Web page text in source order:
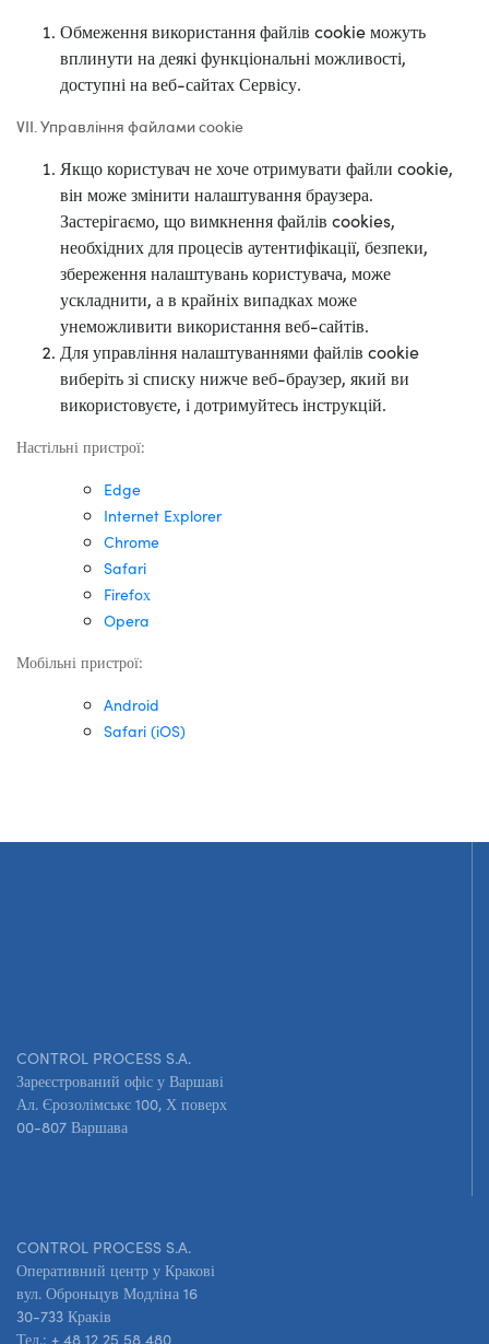
Обмеження використання файлів cookie можуть
вплинути на деякі функціональні можливості,
доступні на веб-сайтах Сервісу.
VII. Управління файлами cookie
Якщо користувач не хоче отримувати файли cookie,
він може змінити налаштування браузера.
Застерігаємо, що вимкнення файлів cookies,
необхідних для процесів аутентифікації, безпеки,
збереження налаштувань користувача, може
ускладнити, а в крайніх випадках може
унеможливити використання веб-сайтів.
Для управління налаштуваннями файлів cookie
виберіть зі списку нижче веб-браузер, який ви
використовуєте, і дотримуйтесь інструкцій.
Настільні пристрої:
Edge
Internet Explorer
Chrome
Safari
Firefox
Opera
Мобільні пристрої:
Android
Safari (iOS)
CONTROL PROCESS S.A.
Зареєстрований офіс у Варшаві
Ал. Єрозолімськє 100, X поверх
00-807 Варшава
CONTROL PROCESS S.A.
Оперативний центр у Кракові
вул. Оброньцув Модліна 16
30-733 Краків
Тел.: + 48 12 25 58 480